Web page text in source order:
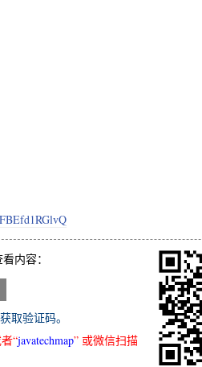
内容：
取验证码。
“javatechmap” 或微信扫描